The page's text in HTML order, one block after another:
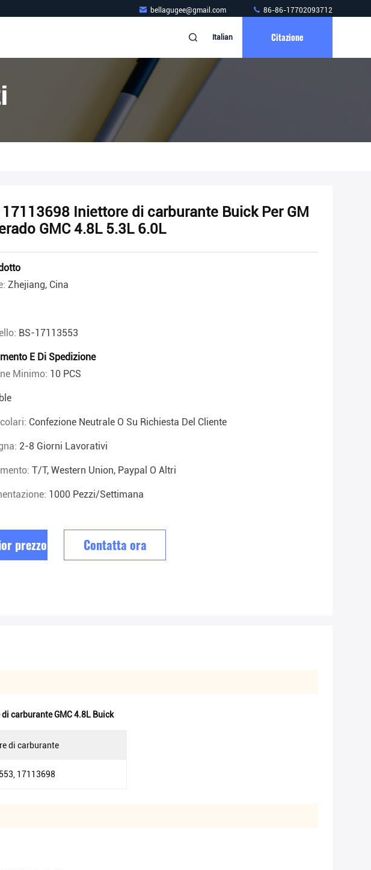
bellagugee@gmail.com 86-86-17702093712
Italian Citazione
Iniettore di carburante Buick Per GM
GMC 4.8L 5.3L 6.0L
Zhejiang, Cina
BS-17113553
E Di Spedizione
Minimo: 10 PCS
Confezione Neutrale O Su Richiesta Del Cliente
2-8 Giorni Lavorativi
T/T, Western Union, Paypal O Altri
1000 Pezzi/settimana
prezzo Contatta ora
di carburante GMC 4.8L Buick
di carburante
17113698